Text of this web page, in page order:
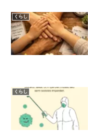
くらし
くらし